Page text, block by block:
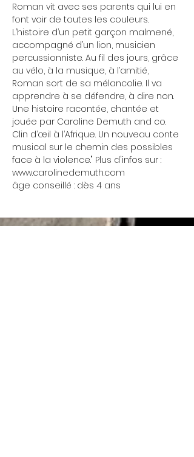
Roman vit avec ses parents qui lui en
font voir de toutes les couleurs.
L’histoire d’un petit garçon malmené,
accompagné d’un lion, musicien
percussionniste. Au fil des jours, grâce
au vélo, à la musique, à l’amitié,
Roman sort de sa mélancolie. Il va
apprendre à se défendre, à dire non.
Une histoire racontée, chantée et
jouée par Caroline Demuth and co.
Clin d’œil à l’Afrique. Un nouveau conte
musical sur le chemin des possibles
face à la violence." Plus d'infos sur :
www.carolinedemuth.com
âge conseillé : dès 4 ans